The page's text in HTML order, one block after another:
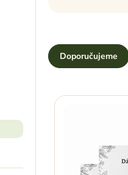
Ř
a
z
Doporučujeme